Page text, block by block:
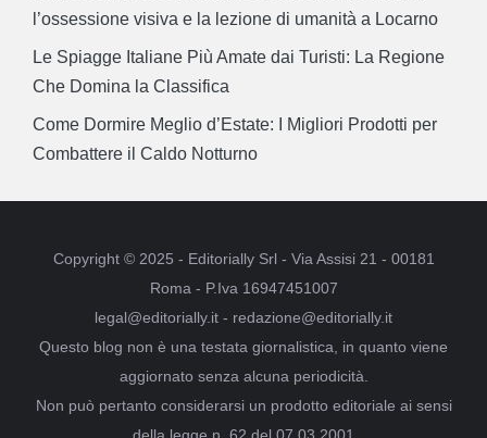
l’ossessione visiva e la lezione di umanità a Locarno
Le Spiagge Italiane Più Amate dai Turisti: La Regione
Che Domina la Classifica
Come Dormire Meglio d’Estate: I Migliori Prodotti per
Combattere il Caldo Notturno
Copyright © 2025 - Editorially Srl - Via Assisi 21 - 00181
Roma - P.Iva 16947451007
legal@editorially.it - redazione@editorially.it
Questo blog non è una testata giornalistica, in quanto viene
aggiornato senza alcuna periodicità.
Non può pertanto considerarsi un prodotto editoriale ai sensi